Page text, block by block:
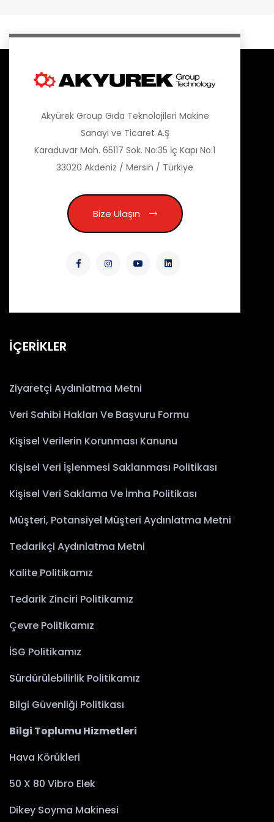
Akyürek Group Gıda Teknolojileri Makine
Sanayi ve Ticaret A.Ş
Karaduvar Mah. 65117 Sok. No:35 İç Kapı No:1
33020 Akdeniz / Mersin / Türkiye
Bize Ulaşın
İÇERİKLER
Ziyaretçi Aydınlatma Metni
Veri Sahibi Hakları Ve Başvuru Formu
Kişisel Verilerin Korunması Kanunu
Kişisel Veri İşlenmesi Saklanması Politikası
Kişisel Veri Saklama Ve İmha Politikası
Müşteri, Potansiyel Müşteri Aydınlatma Metni
Tedarikçi Aydınlatma Metni
Kalite Politikamız
Tedarik Zinciri Politikamız
Çevre Politikamız
İSG Politikamız
Sürdürülebilirlik Politikamız
Bilgi Güvenliği Politikası
Bilgi Toplumu Hizmetleri
Hava Körükleri
50 X 80 Vibro Elek
Dikey Soyma Makinesi